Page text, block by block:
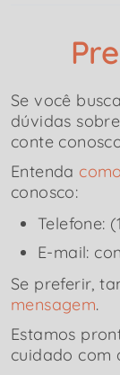
Se você
dúvidas
conte
Entenda
conosco:
Telefone:
E-mail:
Se preferir,
mensagem.
Estamos
cuidado com